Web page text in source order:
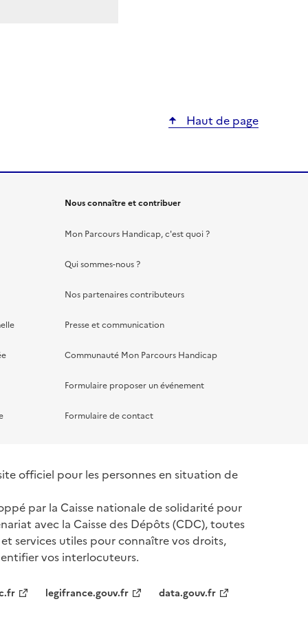
Haut de page
Nous connaître et contribuer
Mon Parcours Handicap, c'est quoi ?
Qui sommes-nous ?
Nos partenaires contributeurs
Presse et communication
Communauté Mon Parcours Handicap
Formulaire proposer un événement
Formulaire de contact
officiel pour les personnes en situation de
par la Caisse nationale de solidarité pour
avec la Caisse des Dépôts (CDC), toutes
services utiles pour connaître vos droits,
vos interlocuteurs.
legifrance.gouv.fr data.gouv.fr